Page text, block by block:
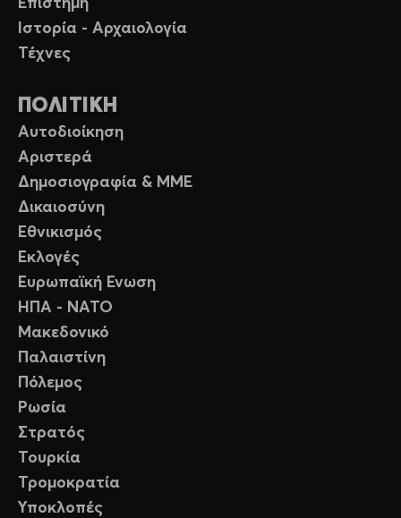
Επιστήμη
Ιστορία - Αρχαιολογία
Τέχνες
ΠΟΛΙΤΙΚΗ
Αυτοδιοίκηση
Αριστερά
Δημοσιογραφία & ΜΜΕ
Δικαιοσύνη
Εθνικισμός
Εκλογές
Ευρωπαϊκή Ενωση
ΗΠΑ - ΝΑΤΟ
Μακεδονικό
Παλαιστίνη
Πόλεμος
Ρωσία
Στρατός
Τουρκία
Τρομοκρατία
Υποκλοπές